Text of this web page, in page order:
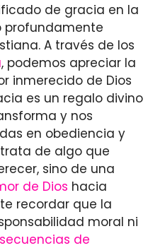
de gracia en la
profundamente
A través de los
, podemos apreciar la
inmerecido de Dios
es un regalo divino
y nos
en obediencia y
trata de algo que
sino de una
de Dios hacia
recordar que la
moral ni
de